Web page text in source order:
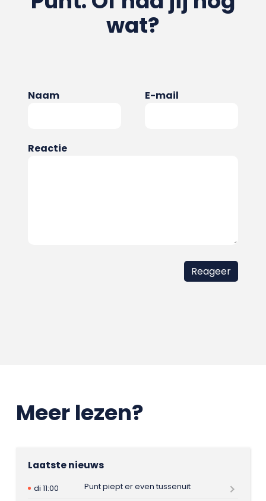
wat?
Naam E-mail
Reactie
Meer lezen?
Laatste nieuws
di 11:00
Punt piept er even tussenuit